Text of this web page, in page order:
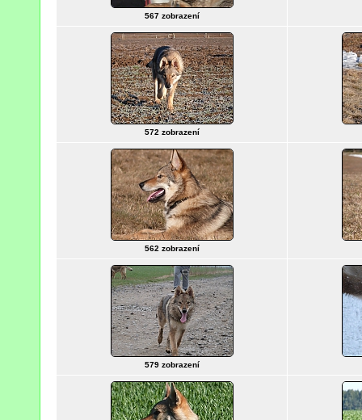
567 zobrazení
572 zobrazení
562 zobrazení
579 zobrazení